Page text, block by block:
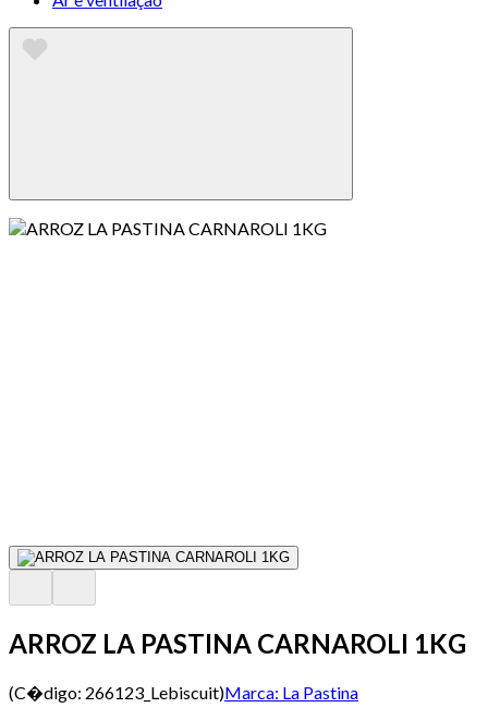
ARROZ LA PASTINA CARNAROLI 1KG
(C�digo: 266123_Lebiscuit)Marca: La Pastina